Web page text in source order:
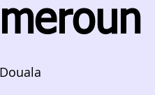
Douala